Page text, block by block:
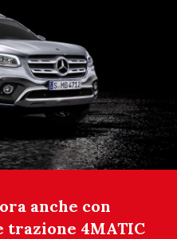
anche con
4MATIC